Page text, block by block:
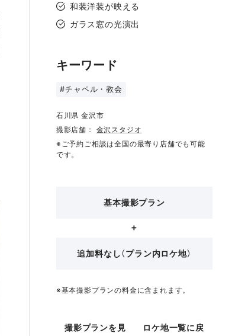
和装洋装が映える
ガラス窓の光演出
キーワード
#チャペル・教会
石川県 金沢市
撮影店舗： 金沢スタジオ
※ご予約ご相談は全国の最寄り店舗でも可能
です。
基本撮影プラン
追加料なし（プラン内ロケ地）
※基本撮影プランの料金に含まれます。
撮影プランを見
ロケ地一覧に戻